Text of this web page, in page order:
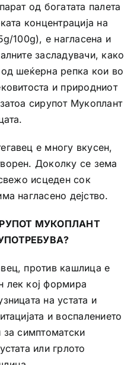
од богатата палета
концентрација на
100g), е нагласена и
засладувачи, како
шеќерна репка кои во
и природниот
сирупот Мукоплант
е многу вкусен,
Доколку се зема
исцеден сок
нагласено дејство.
МУКОПЛАНТ
против кашлица е
лек кој формира
на устата и
и воспалението
симптоматски
или грлото